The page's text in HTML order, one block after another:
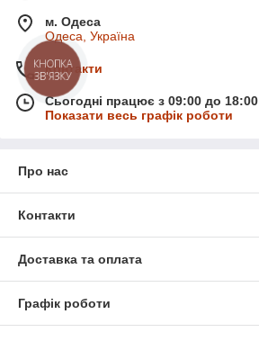
м. Одеса
Одеса, Україна
Контакти
Сьогодні працює з 09:00 до 18:00
Показати весь графік роботи
Про нас
Контакти
Доставка та оплата
Графік роботи
КНОПКА
ЗВ'ЯЗКУ